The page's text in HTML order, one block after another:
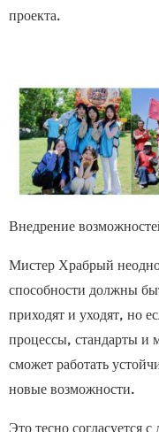
проекта.
Внедрение
Мистер Храбрый
способности должны
приходят и уходят, но
процессы, стандарты и
сможет работать
новые возможности.
Это тесно согласуется